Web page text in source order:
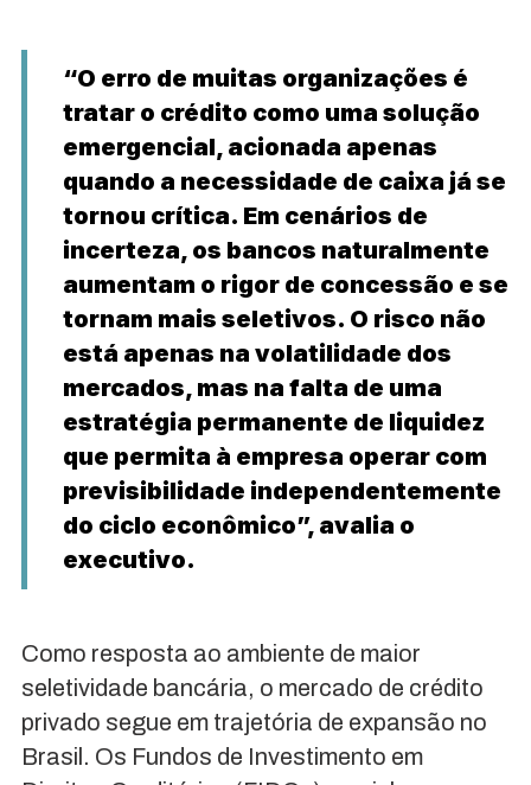
“O erro de muitas organizações é
tratar o crédito como uma solução
emergencial, acionada apenas
quando a necessidade de caixa já se
tornou crítica. Em cenários de
incerteza, os bancos naturalmente
aumentam o rigor de concessão e se
tornam mais seletivos. O risco não
está apenas na volatilidade dos
mercados, mas na falta de uma
estratégia permanente de liquidez
que permita à empresa operar com
previsibilidade independentemente
do ciclo econômico”, avalia o
executivo.
Como resposta ao ambiente de maior
seletividade bancária, o mercado de crédito
privado segue em trajetória de expansão no
Brasil. Os Fundos de Investimento em